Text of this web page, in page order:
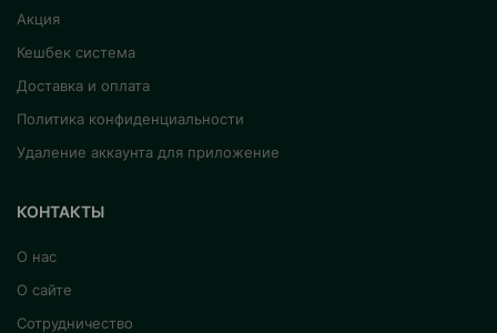
Акция
Кешбек система
Доставка и оплата
Политика конфиденциальности
Удаление аккаунта для приложение
КОНТАКТЫ
О нас
О сайте
Сотрудничество